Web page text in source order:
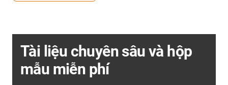
Tài liệu chuyên sâu và hộp
mẫu miễn phí